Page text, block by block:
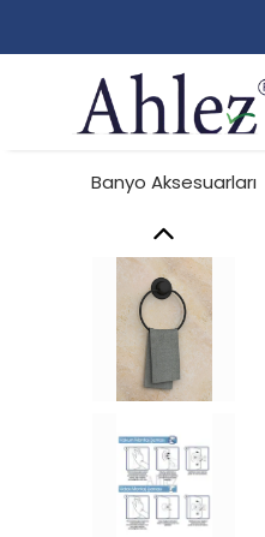
Banyo Aksesuarları